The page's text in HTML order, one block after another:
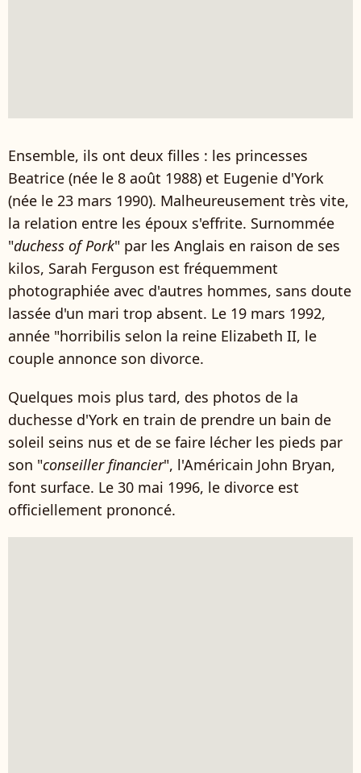
Ensemble, ils ont deux filles : les princesses
Beatrice (née le 8 août 1988) et Eugenie d'York
(née le 23 mars 1990). Malheureusement très vite,
la relation entre les époux s'effrite. Surnommée
"duchess of Pork" par les Anglais en raison de ses
kilos, Sarah Ferguson est fréquemment
photographiée avec d'autres hommes, sans doute
lassée d'un mari trop absent. Le 19 mars 1992,
année "horribilis selon la reine Elizabeth II, le
couple annonce son divorce.
Quelques mois plus tard, des photos de la
duchesse d'York en train de prendre un bain de
soleil seins nus et de se faire lécher les pieds par
son "conseiller financier", l'Américain John Bryan,
font surface. Le 30 mai 1996, le divorce est
officiellement prononcé.